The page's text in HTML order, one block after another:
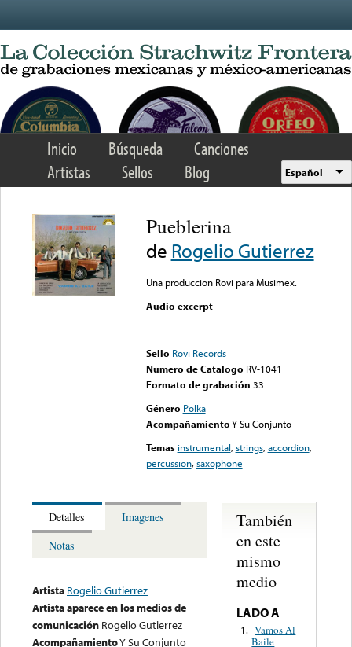
Inicio Búsqueda
Canciones
Artistas
Sellos Blog Español
Pueblerina
de Rogelio Gutierrez
Una produccion Rovi para Musimex.
Audio excerpt
Sello Rovi Records
Numero de Catalogo RV-1041
Formato de grabación 33
Género Polka
AcompañamientoY Su Conjunto
Temas instrumental,strings,accordion,
percussion,saxophone
Detalles
Imagenes
Notas
Artista Rogelio Gutierrez
Artista aparece en los medios de
comunicación Rogelio Gutierrez
AcompañamientoY Su Conjunto
También
en este
mismo
medio
LADO A
1. Vamos Al
Baile